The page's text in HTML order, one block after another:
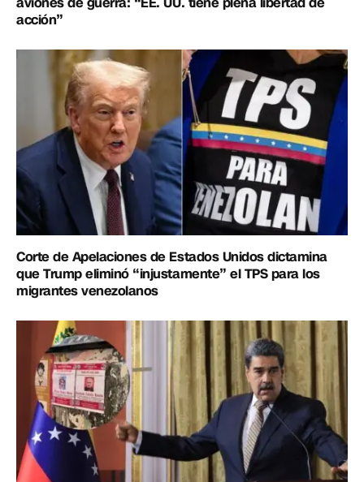
acción”
Corte de Apelaciones de Estados Unidos dictamina
que Trump eliminó “injustamente” el TPS para los
migrantes venezolanos